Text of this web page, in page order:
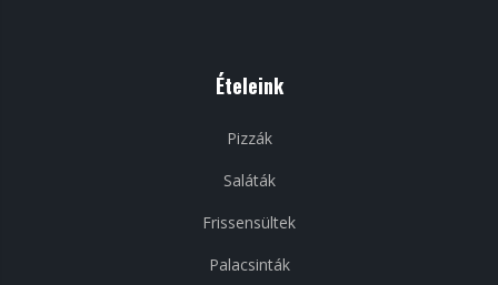
Ételeink
Pizzák
Saláták
Frissensültek
Palacsinták